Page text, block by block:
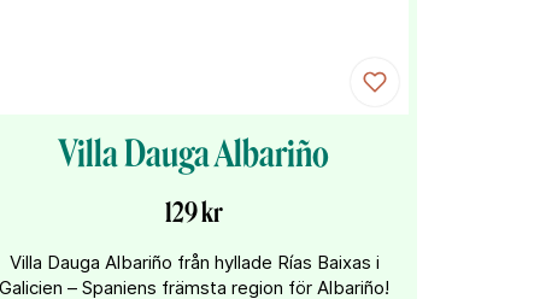
Villa Dauga Albariño
129 kr
Villa Dauga Albariño från hyllade Rías Baixas i
Galicien – Spaniens främsta region för Albariño!